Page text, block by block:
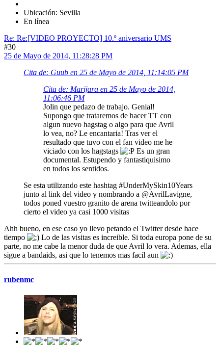
Ubicación: Sevilla
En línea
Re: Re:[VIDEO PROYECTO] 10.º aniversario UMS
#30
25 de Mayo de 2014, 11:28:28 PM
Cita de: Guub en 25 de Mayo de 2014, 11:14:05 PM
Cita de: Marijara en 25 de Mayo de 2014,
11:06:46 PM
Jolin que pedazo de trabajo. Genial!
Supongo que trataremos de hacer TT con
algun nuevo hagstag o algo para que Avril
lo vea, no? Le encantaria! Tras ver el
resultado que tuvo con el fan video me he
viciado con los hagstags
Es un gran
documental. Estupendo y fantastiquisimo
en todos los sentidos.
Se esta utilizando este hashtag #UnderMySkin10Years
junto al link del video y nombrando a @AvrilLavigne,
todos poned vuestro granito de arena twitteandolo por
cierto el video ya casi 1000 visitas
Ahh bueno, en ese caso yo llevo petando el Twitter desde hace
tiempo
Lo de las visitas es increible. Si toda europa pone de su
parte, no me cabe la menor duda de que Avril lo vera. Ademas, ella
sigue a bandaids, asi que lo tenemos mas facil aun
rubenmc